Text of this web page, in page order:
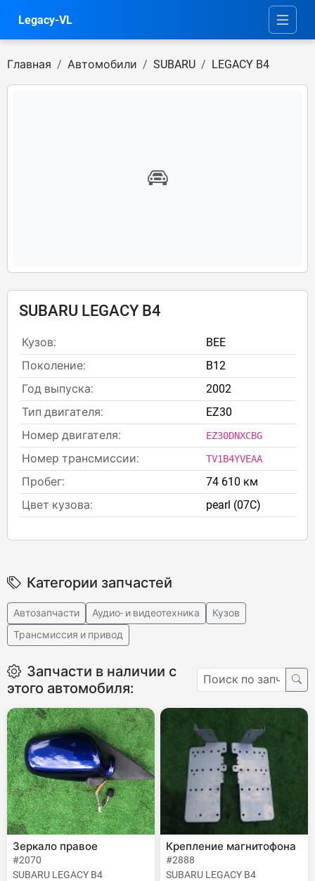
Legacy-VL
Главная Автомобили SUBARU LEGACY B4
SUBARU LEGACY B4
Кузов:
BEE
Поколение:
B12
Год выпуска:
2002
Тип двигателя:
EZ30
Номер двигателя:
EZ30DNXCBG
Номер трансмиссии: TV1B4YVEAA
Пробег:
74 610 км
Цвет кузова:
pearl (07C)
Категории запчастей
Автозапчасти Аудио- и видеотехника
Кузов
Трансмиссия и привод
Запчасти в наличии с
этого автомобиля:
Зеркало правое
#2070
SUBARU LEGACY B4
Крепление магнитофона
#2888
SUBARU LEGACY B4